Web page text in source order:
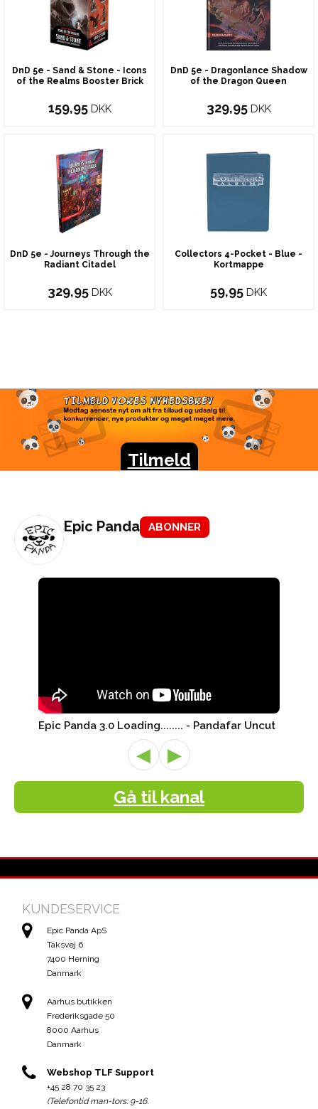
DnD 5e - Sand & Stone - Icons
of the Realms Booster Brick
159,95 DKK
DnD 5e - Dragonlance Shadow
of the Dragon Queen
329,95 DKK
DnD 5e - Journeys Through the
Radiant Citadel
329,95 DKK
Collectors 4-Pocket - Blue -
Kortmappe
59,95 DKK
TILMELD VORES
NYHEDSBREV
Modtag seneste nyt om alt fra tilbud og udsalg til
konkurrencer, nye produkter og meget meget mere.
Tilmeld
Epic Panda ABONNER
Epic Panda 3.0 Loading........ - Pandafar Uncut
◀ ▶
Gå til kanal
KUNDESERVICE
Epic Panda ApS
Taksvej 6
7400 Herning
Danmark
Aarhus butikken
Frederiksgade 50
8000 Aarhus
Danmark
Webshop TLF Support
+45 28 70 35 23
(Telefontid man-tors: 9-16.